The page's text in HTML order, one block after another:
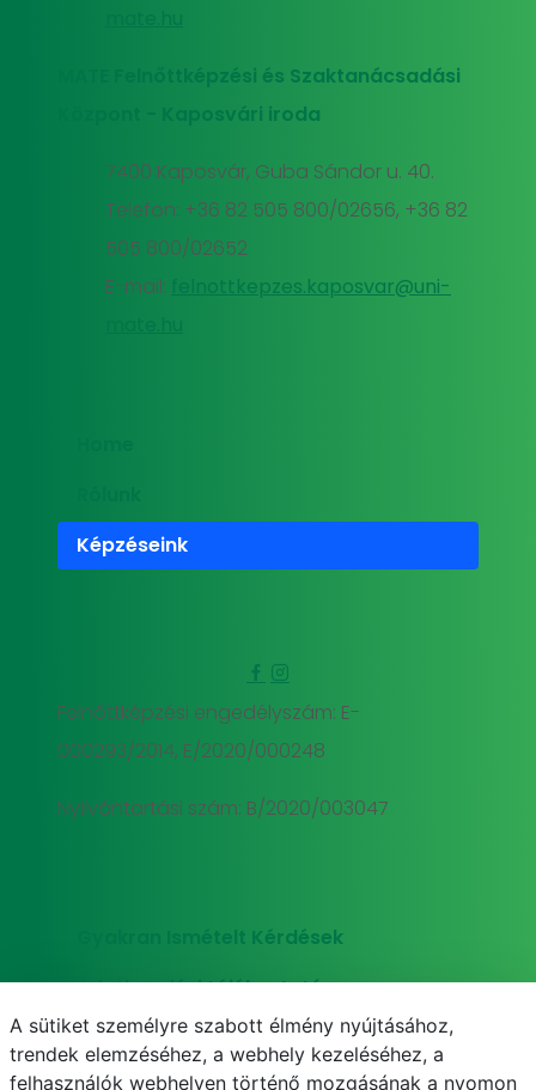
MATE Felnőttképzési és Szaktanácsadási
Központ - Kaposvári iroda
7400 Kaposvár, Guba Sándor u. 40.
Telefon: +36 82 505 800/02656, +36 82
505 800/02652
E-mail:
felnottkepzes.kaposvar@uni-
Képzéseink
Felnőttképzési engedélyszám: E-
000293/2014, E/2020/000248
Nyilvántartási szám: B/2020/003047
Gyakran Ismételt Kérdések
Adatkezelési tájékoztató
Süti (cookie) tájékoztató
A sütiket személyre szabott élmény nyújtásához,
trendek elemzéséhez, a webhely kezeléséhez, a
felhasználók webhelyen történő mozgásának a nyomon